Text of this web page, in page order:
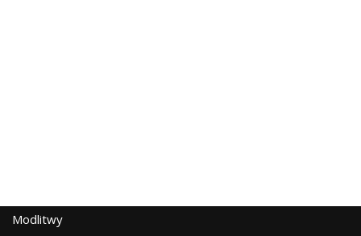
Modlitwy